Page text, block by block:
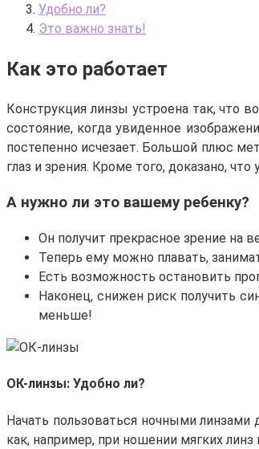
Удобно ли?
Это важно знать!
Как это работает
Конструкция линзы устроена так, что
состояние, когда увиденное
постепенно исчезает. Большой плюс
глаз и зрения. Кроме того, доказано,
А нужно ли это вашему ребенку?
Он получит прекрасное зрение на
Теперь ему можно плавать,
Есть возможность остановить
Наконец, снижен риск получить
меньше!
ОК-линзы: Удобно ли?
Начать пользоваться ночными линзами
как, например, при ношении мягких